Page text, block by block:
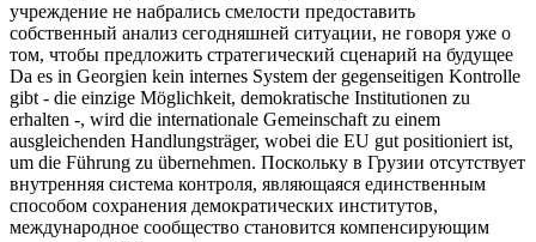
учреждение не набрались смелости предоставить
собственный анализ сегодняшней ситуации, не говоря уже о
том, чтобы предложить стратегический сценарий на будущее
Da es in Georgien kein internes System der gegenseitigen Kontrolle
gibt - die einzige Möglichkeit, demokratische Institutionen zu
erhalten -, wird die internationale Gemeinschaft zu einem
ausgleichenden Handlungsträger, wobei die EU gut positioniert ist,
um die Führung zu übernehmen. Поскольку в Грузии отсутствует
внутренняя система контроля, являющаяся единственным
способом сохранения демократических институтов,
международное сообщество становится компенсирующим